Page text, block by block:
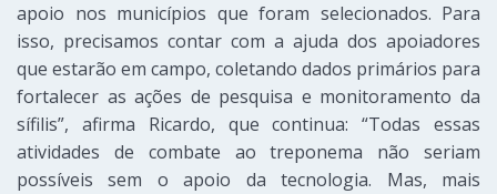
apoio nos municípios que foram selecionados. Para
isso, precisamos contar com a ajuda dos apoiadores
que estarão em campo, coletando dados primários para
fortalecer as ações de pesquisa e monitoramento da
sífilis”, afirma Ricardo, que continua: “Todas essas
atividades de combate ao treponema não seriam
possíveis sem o apoio da tecnologia. Mas, mais